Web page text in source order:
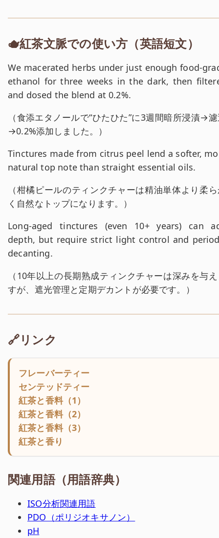
🫖紅茶文脈での使い方（英語短文）
英文:
We macerated herbs under just enough food-
ethanol for three weeks in the dark, then
and dosed the blend at 0.2%.
和訳:
（食添エタノールで“ひたひた”に3週間暗所浸漬→
→0.2%添加しました。
）
英文:
Tinctures made from citrus peel lend a softer,
natural top note than straight essential oils.
和訳:
（柑橘ピールのティンクチャーは精油単体より柔
く自然なトップになります。
）
英文:
Long-aged tinctures (even 10+ years) can
depth, but require strict light control and
decanting.
和訳:
（ 10年以上の長期熟成ティンクチャーは深みを与
すが、遮光管理と定期デカントが必要です。
）
🔗リンク
フレーバーティー
センテッドティー
紅茶と香料（1）
紅茶と香料（2）
紅茶と香料（3）
紅茶と香り
関連用語（用語辞典）
ISO分析関連用語
PDO（ポリジオキサノン）
pH